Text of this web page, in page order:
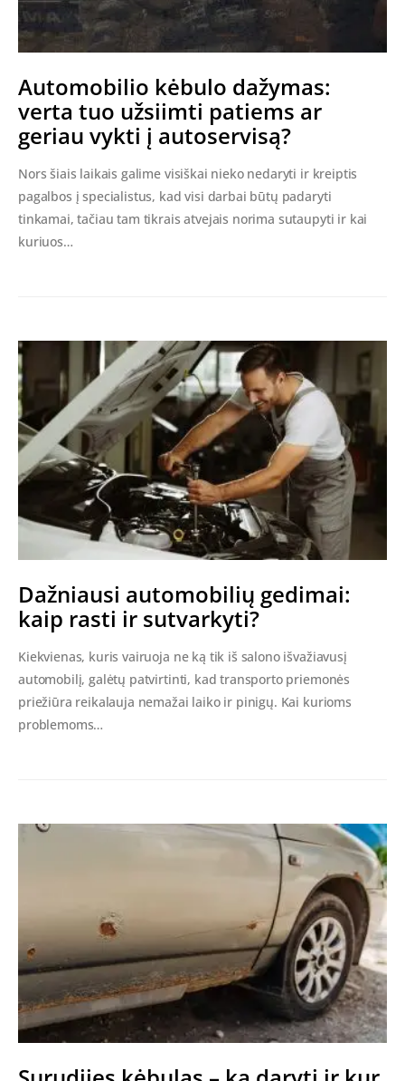
Automobilio kėbulo dažymas:
verta tuo užsiimti patiems ar
geriau vykti į autoservisą?
Nors šiais laikais galime visiškai nieko nedaryti ir kreiptis
pagalbos į specialistus, kad visi darbai būtų padaryti
tinkamai, tačiau tam tikrais atvejais norima sutaupyti ir kai
kuriuos…
Dažniausi automobilių gedimai:
kaip rasti ir sutvarkyti?
Kiekvienas, kuris vairuoja ne ką tik iš salono išvažiavusį
automobilį, galėtų patvirtinti, kad transporto priemonės
priežiūra reikalauja nemažai laiko ir pinigų. Kai kurioms
problemoms…